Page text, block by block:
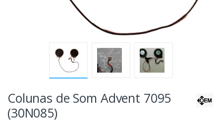
Colunas de Som Advent 7095
(30N085)